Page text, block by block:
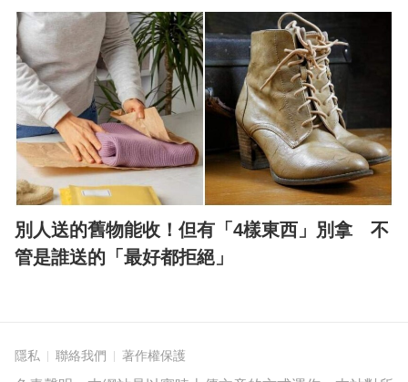
別人送的舊物能收！但有「4樣東西」別拿 不
管是誰送的「最好都拒絕」
隱私 聯絡我們 著作權保護